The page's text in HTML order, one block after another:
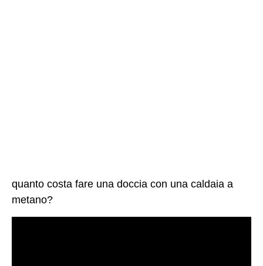
quanto costa fare una doccia con una caldaia a
metano?